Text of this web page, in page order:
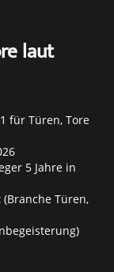
laut
für Türen, Tore
5 Jahre in
Türen,